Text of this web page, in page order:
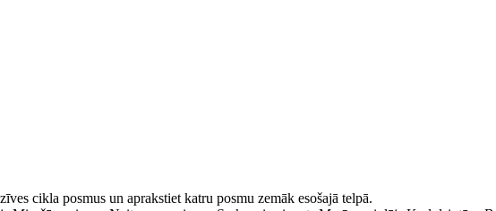
cikla posmus un aprakstiet katru posmu zemāk esošajā telpā.